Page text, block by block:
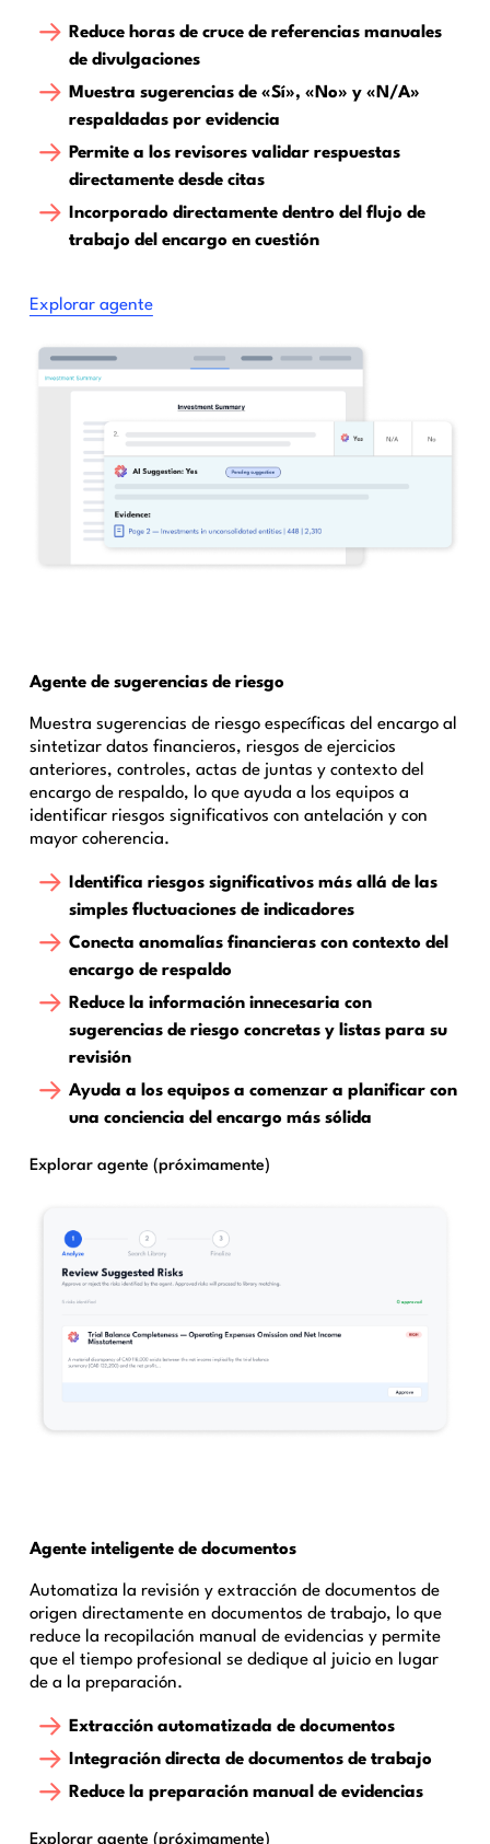
Reduce horas de cruce de referencias manuales
de divulgaciones
Muestra sugerencias de «Sí», «No» y «N/A»
respaldadas por evidencia
Permite a los revisores validar respuestas
directamente desde citas
Incorporado directamente dentro del flujo de
trabajo del encargo en cuestión
Explorar agente
Agente de sugerencias de riesgo
Muestra sugerencias de riesgo específicas del encargo al
sintetizar datos financieros, riesgos de ejercicios
anteriores, controles, actas de juntas y contexto del
encargo de respaldo, lo que ayuda a los equipos a
identificar riesgos significativos con antelación y con
mayor coherencia.
Identifica riesgos significativos más allá de las
simples fluctuaciones de indicadores
Conecta anomalías financieras con contexto del
encargo de respaldo
Reduce la información innecesaria con
sugerencias de riesgo concretas y listas para su
revisión
Ayuda a los equipos a comenzar a planificar con
una conciencia del encargo más sólida
Explorar agente (próximamente)
Agente inteligente de documentos
Automatiza la revisión y extracción de documentos de
origen directamente en documentos de trabajo, lo que
reduce la recopilación manual de evidencias y permite
que el tiempo profesional se dedique al juicio en lugar
de a la preparación.
Extracción automatizada de documentos
Integración directa de documentos de trabajo
Reduce la preparación manual de evidencias
Explorar agente (próximamente)